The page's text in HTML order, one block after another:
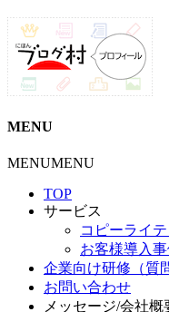
MENU
MENUMENU
TOP
サービス
コピーライ
お客様導入
企業向け研修（質
お問い合わせ
メッセージ/会社概